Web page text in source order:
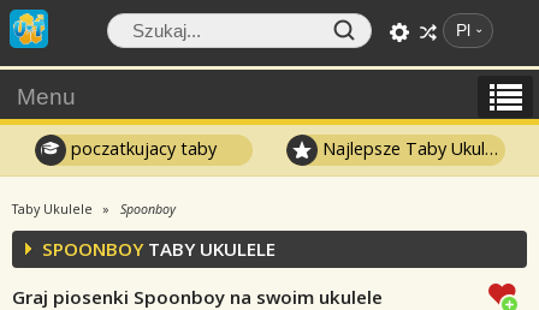
Pl
Menu
poczatkujacy taby Najlepsze Taby Ukulele
Taby Ukulele Spoonboy
SPOONBOYTABY UKULELE
Graj piosenki Spoonboy na swoim ukulele